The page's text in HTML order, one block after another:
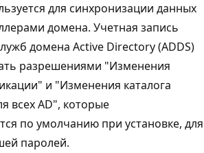
для синхронизации данных
домена. Учетная запись
домена Active Directory (ADDS)
разрешениями "Изменения
и "Изменения каталога
всех AD", которые
по умолчанию при установке, для
паролей.